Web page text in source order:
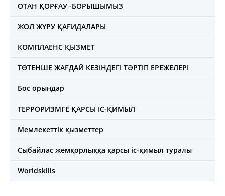
ОТАН ҚОРҒАУ -БОРЫШЫМЫЗ
ЖОЛ ЖҮРУ ҚАҒИДАЛАРЫ
КОМПЛАЕНС ҚЫЗМЕТ
ТӨТЕНШЕ ЖАҒДАЙ КЕЗІНДЕГІ ТӘРТІП ЕРЕЖЕЛЕРІ
Бос орындар
ТЕРРОРИЗМГЕ ҚАРСЫ ІС-ҚИМЫЛ
Мемлекеттік қызметтер
Сыбайлас жемқорлыққа қарсы іс-қимыл туралы
Worldskills